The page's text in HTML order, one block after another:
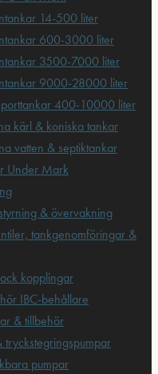
14-500 liter
600-3000 liter
3500-7000 liter
9000-28000 liter
400-10000 liter
kärl & koniska tankar
vatten & septiktankar
Under Mark
& övervakning
tankgenomföringar &
kopplingar
IBC-behållare
& tillbehör
tryckstegringspumpar
pumpar